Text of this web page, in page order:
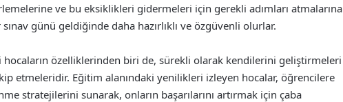
ve bu eksiklikleri gidermeleri için gerekli adımları atmalarına
günü geldiğinde daha hazırlıklı ve özgüvenli olurlar.
hocaların özelliklerinden biri de, sürekli olarak kendilerini geliştirmeleri
etmeleridir. Eğitim alanındaki yenilikleri izleyen hocalar, öğrencilere
stratejilerini sunarak, onların başarılarını artırmak için çaba